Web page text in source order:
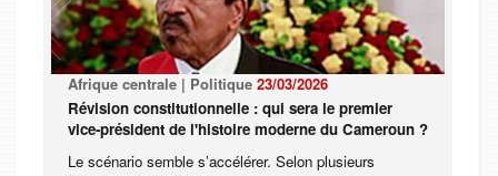
Afrique centrale | Politique 23/03/2026
Révision constitutionnelle : qui sera le premier
vice-président de l'histoire moderne du Cameroun ?
Le scénario semble s’accélérer. Selon plusieurs